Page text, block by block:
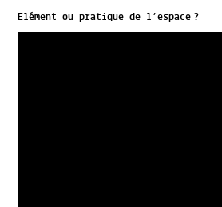
Elément ou pratique de l’espace ?